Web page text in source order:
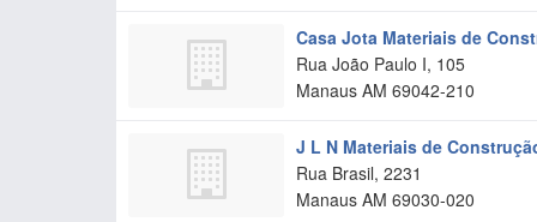
Casa Jota Materiais de
Rua João Paulo I, 105
Manaus AM 69042-210
J L N Materiais de
Rua Brasil, 2231
Manaus AM 69030-020